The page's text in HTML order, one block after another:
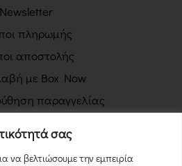
σας
να βελτιώσουμε την εμπειρία
Newsletter
πληρωμής
αποστολής
με Box Now
παραγγελίας
Όροι χρήσης